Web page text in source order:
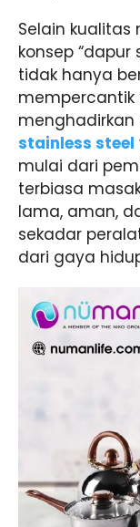
Selain
konsep “dapur
tidak hanya
mempercantik
menghadirkan
stainless steel
mulai dari
terbiasa
lama, aman,
sekadar
dari gaya